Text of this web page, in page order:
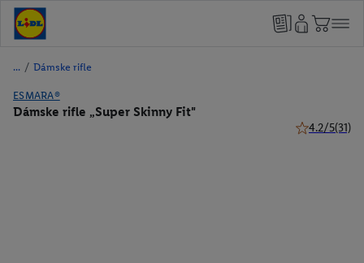
/ Dámske rifle
ESMARA®
Dámske rifle „Super Skinny Fit"
4.2/5(31)